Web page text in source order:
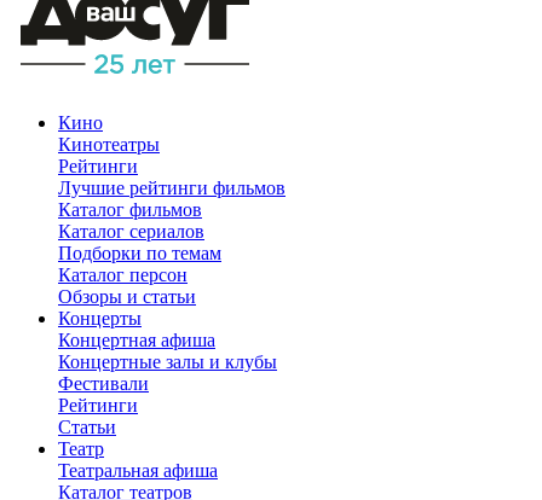
Кино
Кинотеатры
Рейтинги
Лучшие рейтинги фильмов
Каталог фильмов
Каталог сериалов
Подборки по темам
Каталог персон
Обзоры и статьи
Концерты
Концертная афиша
Концертные залы и клубы
Фестивали
Рейтинги
Статьи
Театр
Театральная афиша
Каталог театров